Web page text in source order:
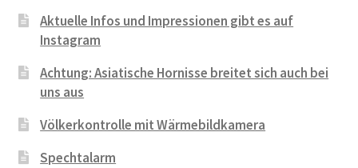
Aktuelle Infos und Impressionen gibt es auf
Instagram
Achtung: Asiatische Hornisse breitet sich auch bei
uns aus
Völkerkontrolle mit Wärmebildkamera
Spechtalarm